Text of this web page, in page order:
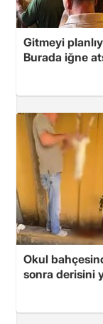
Gitmeyi
Burada iğne
Okul
sonra derisini